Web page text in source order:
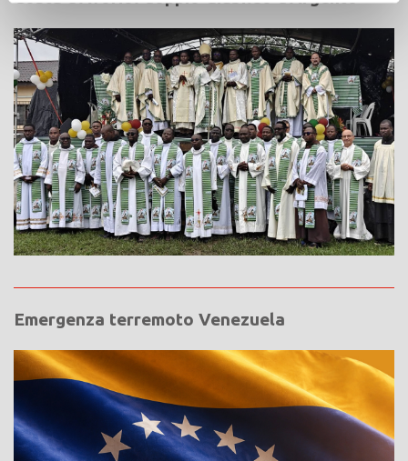
Emergenza terremoto Venezuela